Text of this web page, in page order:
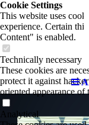
Cookie Settings
This website uses
experience. Certain
Content" is enabled.
Technically necessary
These cookies are
protect it against
oriented appearance of
Analytical